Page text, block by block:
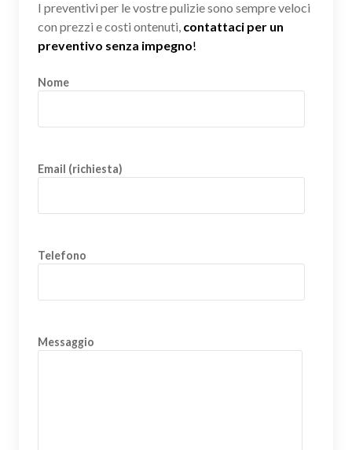
I preventivi per le vostre pulizie sono sempre veloci
con prezzi e costi ontenuti, contattaci per un
preventivo senza impegno!
Nome
Email (richiesta)
Telefono
Messaggio